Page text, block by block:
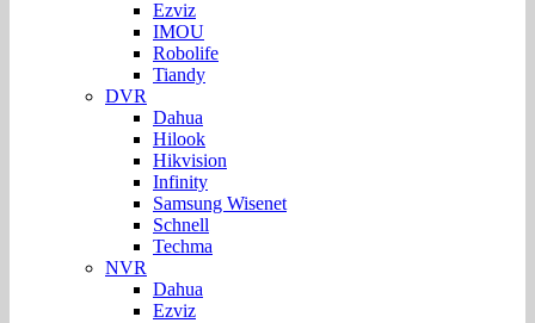
Ezviz
IMOU
Robolife
Tiandy
DVR
Dahua
Hilook
Hikvision
Infinity
Samsung Wisenet
Schnell
Techma
NVR
Dahua
Ezviz